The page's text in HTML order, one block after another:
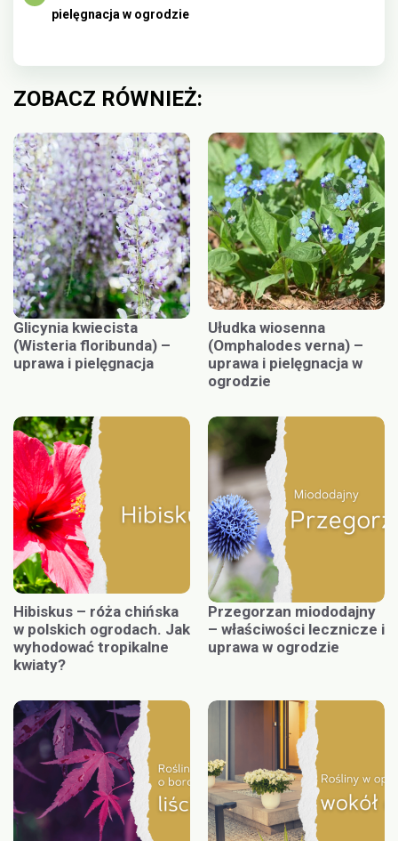
pielęgnacja w ogrodzie
ZOBACZ RÓWNIEŻ:
Glicynia kwiecista
(Wisteria floribunda) –
uprawa i pielęgnacja
Ułudka wiosenna
(Omphalodes verna) –
uprawa i pielęgnacja w
ogrodzie
Hibiskus – róża chińska
w polskich ogrodach. Jak
wyhodować tropikalne
kwiaty?
Przegorzan miododajny
– właściwości lecznicze i
uprawa w ogrodzie